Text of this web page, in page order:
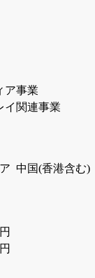
ア事業
イ関連事業
中国(香港含む)